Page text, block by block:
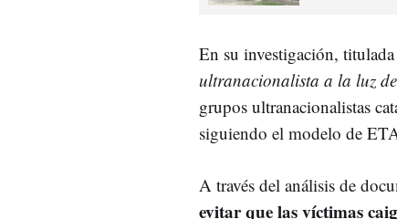
En su investigación, titulada
ultranacionalista a la luz
grupos ultranacionalistas
siguiendo el modelo de
A través del análisis de
evitar que las víctimas